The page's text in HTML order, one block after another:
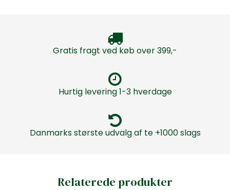
Gratis fragt ved køb over 399,-
Hurtig levering 1-3 hverdage
Danmarks største udvalg af te +1000 slags
Relaterede produkter